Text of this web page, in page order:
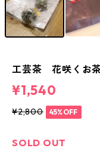
工芸茶 花咲くお
¥1,540
¥2,800 45%OFF
SOLD OUT